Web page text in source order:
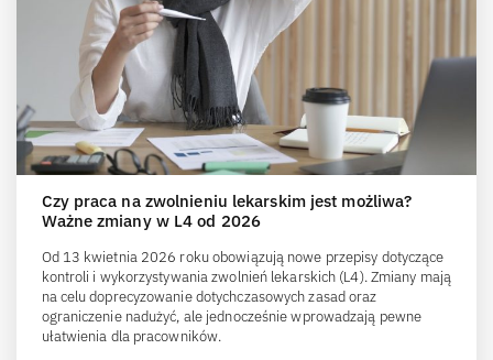
Czy praca na zwolnieniu lekarskim jest możliwa?
Ważne zmiany w L4 od 2026
Od 13 kwietnia 2026 roku obowiązują nowe przepisy dotyczące
kontroli i wykorzystywania zwolnień lekarskich (L4). Zmiany mają
na celu doprecyzowanie dotychczasowych zasad oraz
ograniczenie nadużyć, ale jednocześnie wprowadzają pewne
ułatwienia dla pracowników.